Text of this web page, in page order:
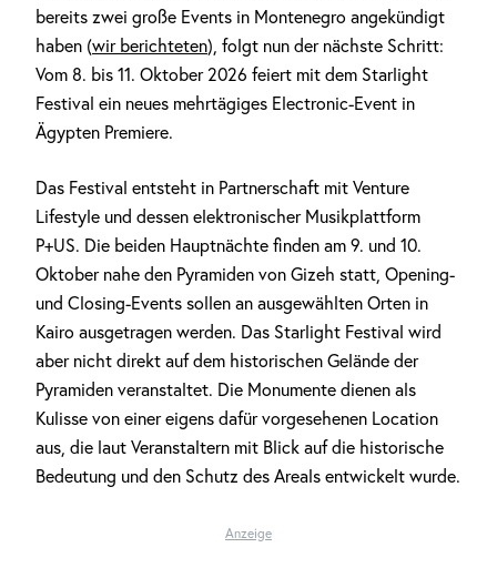
bereits zwei große Events in Montenegro angekündigt
haben (wir berichteten), folgt nun der nächste Schritt:
Vom 8. bis 11. Oktober 2026 feiert mit dem Starlight
Festival ein neues mehrtägiges Electronic-Event in
Ägypten Premiere.
Das Festival entsteht in Partnerschaft mit Venture
Lifestyle und dessen elektronischer Musikplattform
P+US. Die beiden Hauptnächte finden am 9. und 10.
Oktober nahe den Pyramiden von Gizeh statt, Opening-
und Closing-Events sollen an ausgewählten Orten in
Kairo ausgetragen werden. Das Starlight Festival wird
aber nicht direkt auf dem historischen Gelände der
Pyramiden veranstaltet. Die Monumente dienen als
Kulisse von einer eigens dafür vorgesehenen Location
aus, die laut Veranstaltern mit Blick auf die historische
Bedeutung und den Schutz des Areals entwickelt wurde.
Anzeige